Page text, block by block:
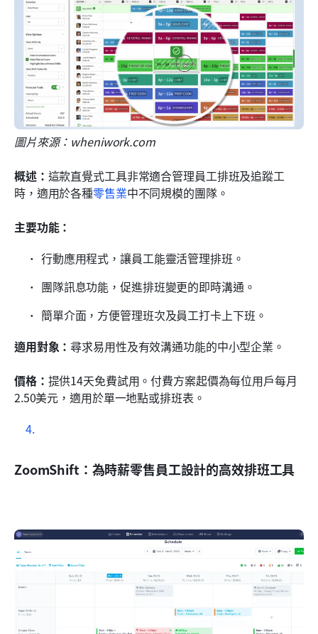
圖片來源：wheniwork.com
概述： 這款直覺式工具非常適合管理員工排班及追蹤工
時，適用於各種零售業中不同規模的團隊。
主要功能：
行動應用程式，讓員工能靈活管理排班。
團隊訊息功能，促進排班變更的即時溝通。
簡單介面，方便管理班次及員工打卡上下班。
適用對象：尋求易用性及有效溝通功能的中小型企業。
價格： 提供14天免費試用。付費方案起價為每位用戶每月
2.50美元，適用於單一地點或排班表。
ZoomShift：為時薪零售員工設計的高效排班工具